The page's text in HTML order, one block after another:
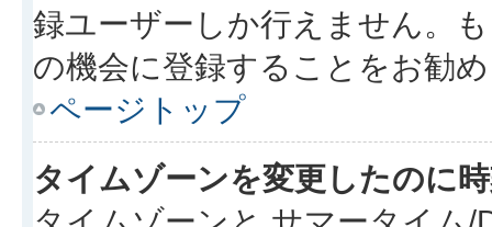
録ユーザーしか行えません。
の機会に登録することをお勧
ページトップ
タイムゾーンを変更したのに